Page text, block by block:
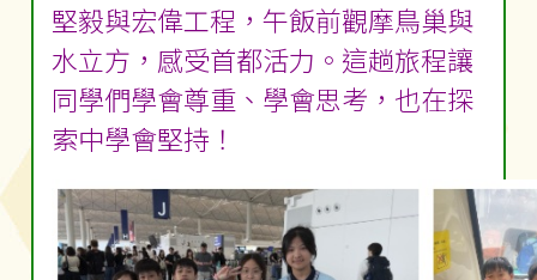
堅毅與宏偉工程，午飯前觀摩鳥巢與
水立方，感受首都活力。這趟旅程讓
同學們學會尊重、學會思考，也在探
索中學會堅持！